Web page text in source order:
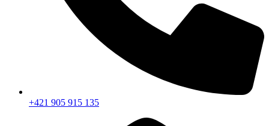
+421 905 915 135